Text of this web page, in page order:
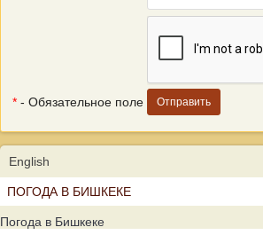
* - Обязательное поле
English
ПОГОДА В БИШКЕКЕ
Погода в Бишкеке